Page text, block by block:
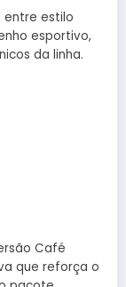
entre estilo
esportivo,
da linha.
Café
que reforça o